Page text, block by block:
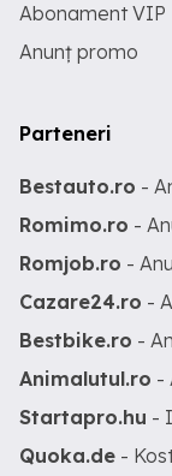
Abonament VIP
Anunț promo
Parteneri
Bestauto.ro -
Romimo.ro -
Romjob.ro -
Cazare24.ro -
Bestbike.ro -
Animalutul.ro -
Startapro.hu -
Quoka.de -